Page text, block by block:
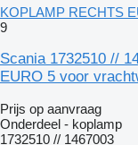
KOPLAMP RECHTS
9
Scania 1732510 //
EURO 5 voor
Prijs op aanvraag
Onderdeel - koplamp
1732510 // 1467003